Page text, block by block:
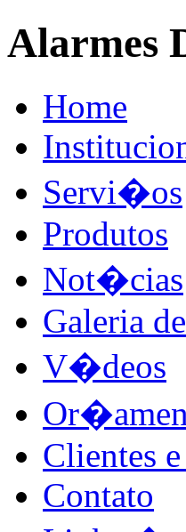
Alarmes
Home
Servi�os
Produtos
Not�cias
Galeria
V�deos
Clientes
Contato